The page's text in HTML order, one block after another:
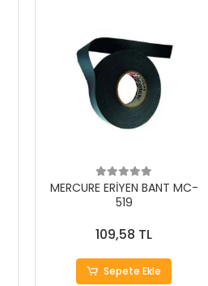
MERCURE ERİYEN BANT MC-
519
109,58 TL
Sepete Ekle